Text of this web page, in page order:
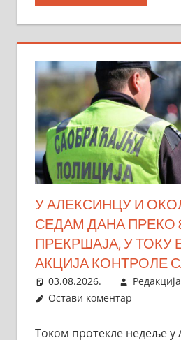
У АЛЕКСИНЦУ И
СЕДАМ ДАНА ПРЕКО
ПРЕКРШАЈА, У ТОКУ
АКЦИЈА КОНТРОЛЕ
03.08.2026. Редакција
Остави коментар
Током протекле недеље у